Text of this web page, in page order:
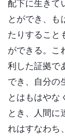
配下に生きて
とができ、も
たりすること
ができる。こ
利した証拠で
でき、自分の
とはもはやな
とき、人間に
れはすなわち